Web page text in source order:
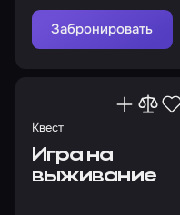
Забронировать
Квест
Игра на
выживание